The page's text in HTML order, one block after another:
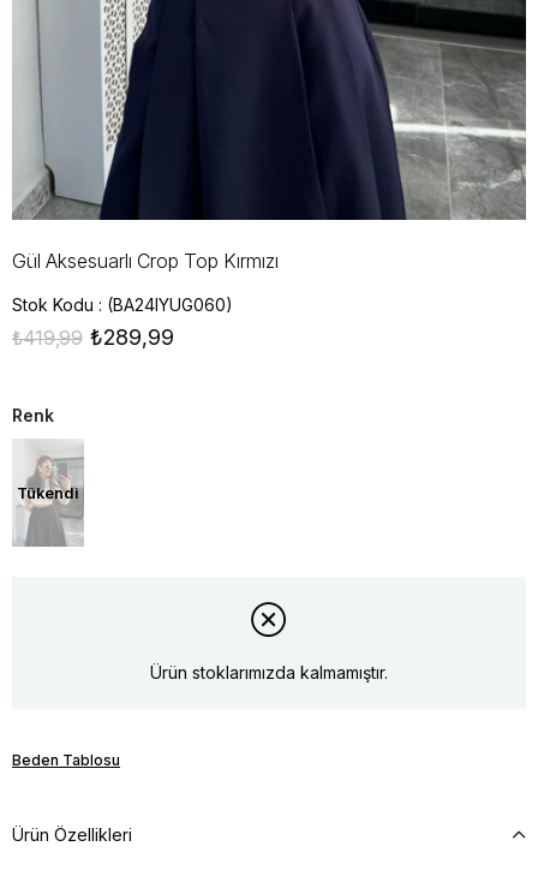
Gül Aksesuarlı Crop Top Kırmızı
Stok Kodu (BA24IYUG060)
₺419,99 ₺289,99
Renk
Tükendi
Ürün stoklarımızda kalmamıştır.
Beden Tablosu
Ürün Özellikleri